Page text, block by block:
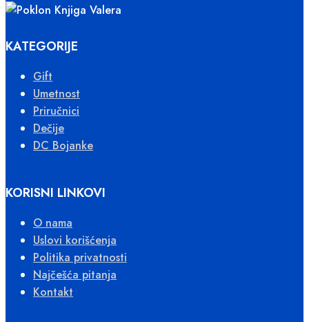
KATEGORIJE
Gift
Umetnost
Priručnici
Dečije
DC Bojanke
KORISNI LINKOVI
O nama
Uslovi korišćenja
Politika privatnosti
Najčešća pitanja
Kontakt